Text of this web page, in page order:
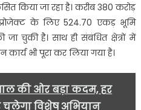
किया जा रहा है। करीब 380 करोड़
के लिए 524.70 एकड़ भूमि
जा चुकी है। साथ ही संबंधित क्षेत्रों में
भी पूरा कर लिया गया है।
की ओर बड़ा कदम, हर
विशेष अभियान